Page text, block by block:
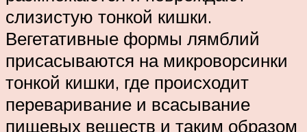
слизистую тонкой кишки.
Вегетативные формы лямблий
присасываются на микроворсинки
тонкой кишки, где происходит
переваривание и всасывание
пищевых веществ и таким образом